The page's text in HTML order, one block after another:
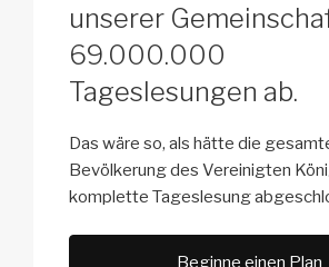
unserer
69.000.000
Tageslesungen ab.
Das wäre so, als hätte die
Bevölkerung des Vereinigten
komplette Tageslesung
Beginne einen Plan